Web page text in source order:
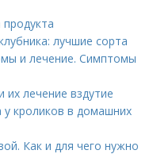
лучшие сорта
и лечение. Симптомы
лечение вздутие
кроликов в домашних
Как и для чего нужно